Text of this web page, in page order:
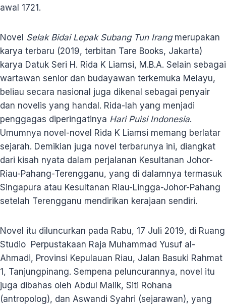
awal 1721.
Novel Selak Bidai Lepak Subang Tun Irangmerupakan
karya terbaru (2019, terbitan Tare Books, Jakarta)
karya Datuk Seri H. Rida K Liamsi, M.B.A. Selain sebagai
wartawan senior dan budayawan terkemuka Melayu,
beliau secara nasional juga dikenal sebagai penyair
dan novelis yang handal. Rida-lah yang menjadi
penggagas diperingatinya Hari Puisi Indonesia.
Umumnya novel-novel Rida K Liamsi memang berlatar
sejarah. Demikian juga novel terbarunya ini, diangkat
dari kisah nyata dalam perjalanan Kesultanan Johor-
Riau-Pahang-Terengganu, yang di dalamnya termasuk
Singapura atau Kesultanan Riau-Lingga-Johor-Pahang
setelah Terengganu mendirikan kerajaan sendiri.
Novel itu diluncurkan pada Rabu, 17 Juli 2019, di Ruang
Studio Perpustakaan Raja Muhammad Yusuf al-
Ahmadi, Provinsi Kepulauan Riau, Jalan Basuki Rahmat
1, Tanjungpinang. Sempena peluncurannya, novel itu
juga dibahas oleh Abdul Malik, Siti Rohana
(antropolog), dan Aswandi Syahri (sejarawan), yang